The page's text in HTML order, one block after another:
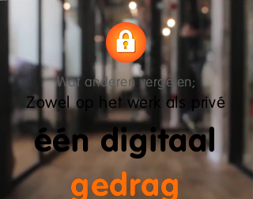
Wat anderen vergeten;
Zowel op het werk als privé
één digitaal
gedrag
gedrag